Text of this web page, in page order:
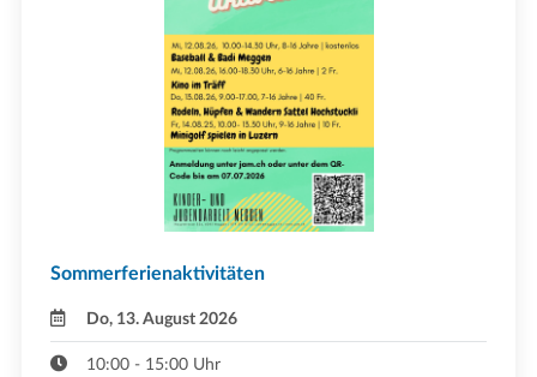
Sommerferienaktivitäten
Do, 13. August 2026
10:00 - 15:00 Uhr